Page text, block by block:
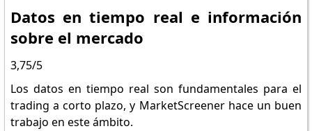
Datos en tiempo real e información
sobre el mercado
3,75/5
Los datos en tiempo real son fundamentales para el
trading a corto plazo, y MarketScreener hace un buen
trabajo en este ámbito.